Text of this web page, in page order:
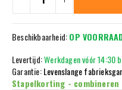
Beschikbaarheid:OP
Levertijd:Werkdagen vóór 14:30
Garantie:Levenslange
Stapelkorting - combineren